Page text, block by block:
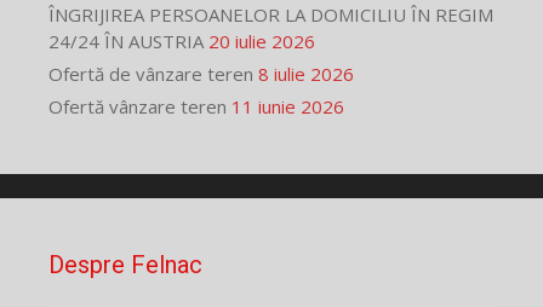
ÎNGRIJIREA PERSOANELOR LA DOMICILIU ÎN REGIM
24/24 ÎN AUSTRIA 20 iulie 2026
Ofertă de vânzare teren 8 iulie 2026
Ofertă vânzare teren 11 iunie 2026
Despre Felnac